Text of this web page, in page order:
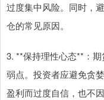
过度集中风险。同时，
仓的常见原因。
3. **保持理性心态**：
弱点。投资者应避免贪
盈利而过度自信，也不